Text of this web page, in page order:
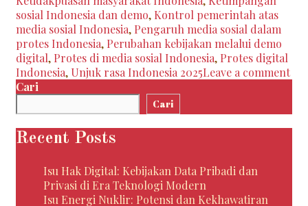
sosial Indonesia dan demo, Kontrol pemerintah atas
media sosial Indonesia, Pengaruh media sosial dalam
protes Indonesia, Perubahan kebijakan melalui demo
digital, Protes di media sosial Indonesia, Protes digital
Indonesia, Unjuk rasa Indonesia 2025Leave a comment
Cari
Cari
Recent Posts
Isu Hak Digital: Kebijakan Data Pribadi dan
Privasi di Era Teknologi Modern
Isu Energi Nuklir: Potensi dan Kekhawatiran